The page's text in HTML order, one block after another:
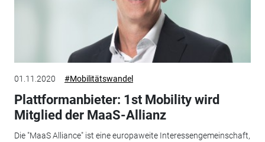
01.11.2020 #Mobilitätswandel
Plattformanbieter: 1st Mobility wird
Mitglied der MaaS-Allianz
Die "MaaS Alliance" ist eine europaweite Interessengemeinschaft,